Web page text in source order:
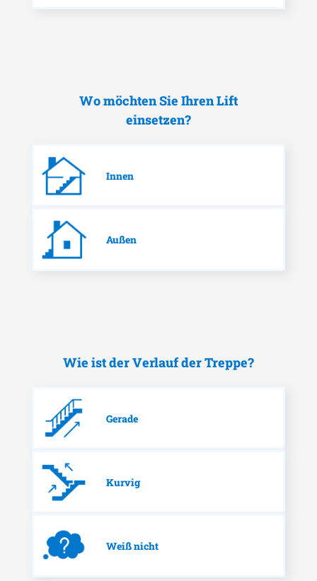
Wo möchten Sie Ihren Lift
einsetzen?
Innen
Außen
Wie ist der Verlauf der Treppe?
Gerade
Kurvig
Weiß nicht